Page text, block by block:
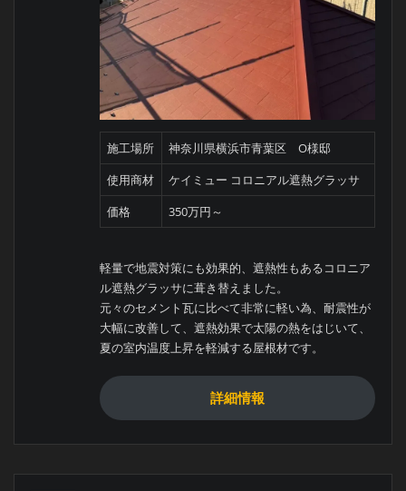
施工場所
神奈川県横浜市青葉区 O様邸
使用商材
ケイミュー コロニアル遮熱グラッサ
価格
350万円～
軽量で地震対策にも効果的、遮熱性もあるコロニア
ル遮熱グラッサに葺き替えました。
元々のセメント瓦に比べて非常に軽い為、耐震性が
大幅に改善して、遮熱効果で太陽の熱をはじいて、
夏の室内温度上昇を軽減する屋根材です。
詳細情報